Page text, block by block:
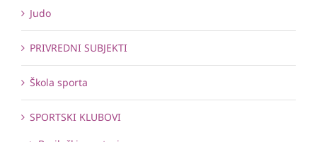
Judo
PRIVREDNI SUBJEKTI
Škola sporta
SPORTSKI KLUBOVI